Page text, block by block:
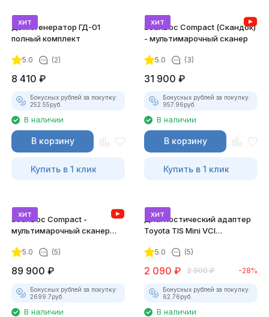
хит
Дымогенератор ГД-01
полный комплект
5.0 (2)
8 410 ₽
Бонусных рублей за покупку:
252.55руб.
В наличии
В корзину
Купить в 1 клик
хит
ScanDoc Compact (Скандок)
- мультимарочный сканер
5.0 (3)
31 900 ₽
Бонусных рублей за покупку:
957.96руб.
В наличии
В корзину
Купить в 1 клик
хит
ScanDoc Compact -
мультимарочный сканер
5.0 (5)
89 900 ₽
Бонусных рублей за покупку:
2699.7руб.
В наличии
хит
Диагностический адаптер
Toyota TIS Mini VCI
5.0 (5)
2 090 ₽ 2 900 ₽ -28%
Бонусных рублей за покупку:
62.76руб.
В наличии